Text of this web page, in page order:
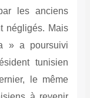
les anciens
négligés. Mais
» a poursuivi
tunisien
le même